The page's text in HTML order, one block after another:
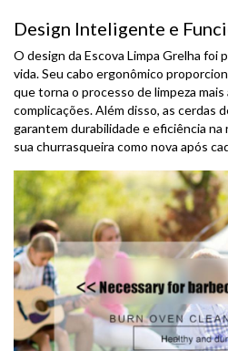
Design Inteligente e
O design da Escova Limpa Grelha foi
vida. Seu cabo ergonômico
que torna o processo de limpeza mais
complicações. Além disso, as cerdas
garantem durabilidade e eficiência na
sua churrasqueira como nova após